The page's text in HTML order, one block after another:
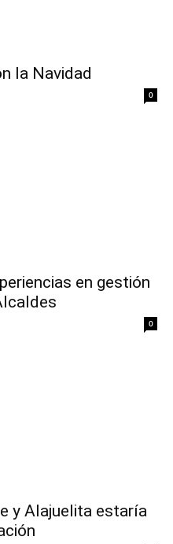
la Navidad
0
en gestión
0
y Alajuelita estaría